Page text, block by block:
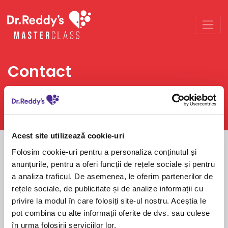
Acest site utilizează cookie-uri
Folosim cookie-uri pentru a personaliza conținutul și
anunțurile, pentru a oferi funcții de rețele sociale și pentru
a analiza traficul. De asemenea, le oferim partenerilor de
rețele sociale, de publicitate și de analize informații cu
privire la modul în care folosiți site-ul nostru. Aceștia le
pot combina cu alte informații oferite de dvs. sau culese
în urma folosirii serviciilor lor.
Contact
Iti stam la dispozitie pentru orice sugestii sau
intrebari.
Ne gasiti la
Adresa
Dr Reddy’s Laboratories Romania SRL
Strada Daniel Danielopolu nr. 30-32, spatiul 1, etaj 5,
cod postal 074134, sector 1, Bucuresti
Email